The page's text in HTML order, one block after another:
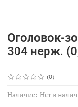
(0)
Наличие: Нет в
Оголовок-
304 нерж.